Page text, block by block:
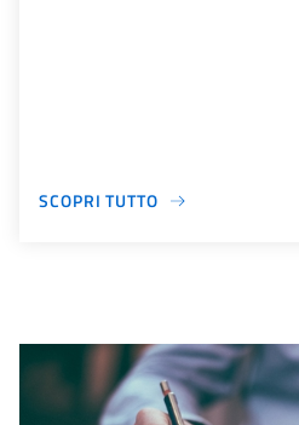
SCOPRI TUTTO